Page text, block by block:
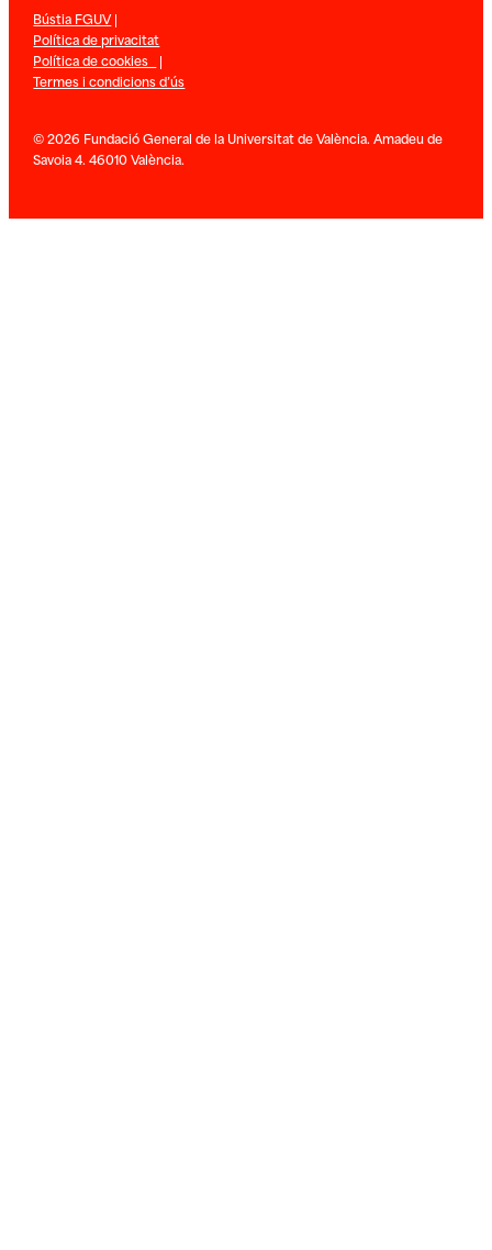
Bústia FGUV|
Política de privacitat
Política de cookies |
Termes i condicions d’ús
© 2026 Fundació General de la Universitat de València. Amadeu de
Savoia 4. 46010 València.